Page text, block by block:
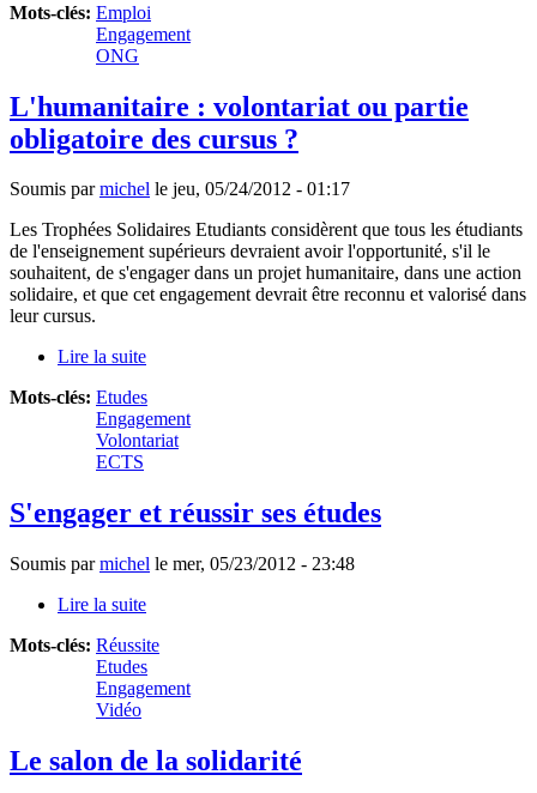
Mots-clés: Emploi
Engagement
ONG
L'humanitaire : volontariat ou partie
obligatoire des cursus ?
Soumis parmichel le jeu, 05/24/2012 - 01:17
Les Trophées Solidaires Etudiants considèrent que tous les étudiants
de l'enseignement supérieurs devraient avoir l'opportunité, s'il le
souhaitent, de s'engager dans un projet humanitaire, dans une action
solidaire, et que cet engagement devrait être reconnu et valorisé dans
leur cursus.
Lire la suite
Mots-clés: Etudes
Engagement
Volontariat
ECTS
S'engager et réussir ses études
Soumis parmichel le mer, 05/23/2012 - 23:48
Lire la suite
Mots-clés: Réussite
Etudes
Engagement
Vidéo
Le salon de la solidarité